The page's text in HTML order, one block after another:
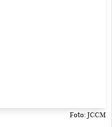
Foto: JCCM